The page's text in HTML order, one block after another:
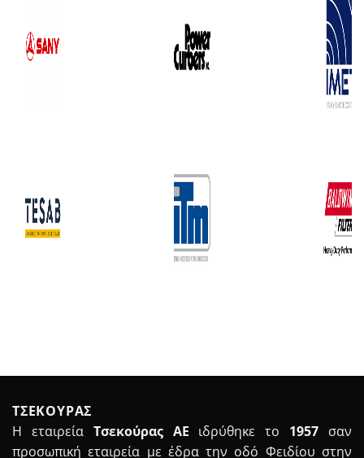
ΤΣΕΚΟΥΡΑΣ
Η εταιρεία Τσεκούρας ΑΕ ιδρύθηκε το 1957 σαν
προσωπική εταιρεία με έδρα την οδό Φειδίου στην